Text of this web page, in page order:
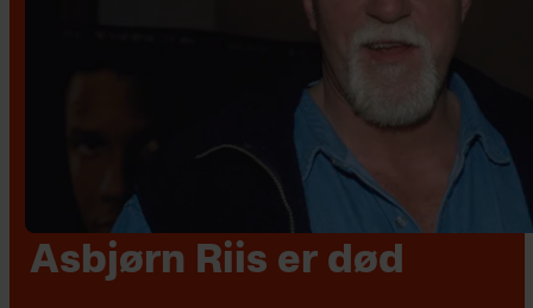
Asbjørn Riis er død